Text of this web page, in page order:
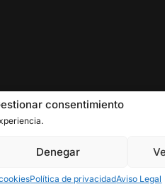
consentimiento
Denegar
Política de privacidadAviso Legal